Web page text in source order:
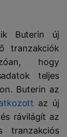
Buterin új
tranzakciók
hogy
teljes
Buterin az
az új
rávilágít az
tranzakciós